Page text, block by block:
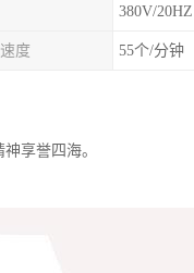
380V/20HZ
度 55个/分钟
享誉四海。